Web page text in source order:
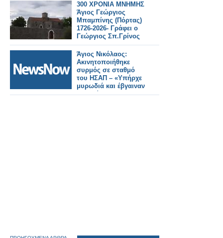
300 ΧΡΟΝΙΑ ΜΝΗΜΗΣ
Άγιος Γεώργιος
Μπαμπίνης (Πόρτας)
1726-2026- Γράφει ο
Γεώργιος Σπ.Γρίνος
Άγιος Νικόλαος:
Ακινητοποιήθηκε
συρμός σε σταθμό
του ΗΣΑΠ – «Υπήρχε
μυρωδιά και έβγαιναν
καπνοί»